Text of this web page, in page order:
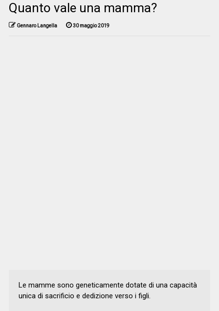
Quanto vale una mamma?
Gennaro Langella 30 maggio 2019
Le mamme sono geneticamente dotate di una capacità
unica di sacrificio e dedizione verso i figli.